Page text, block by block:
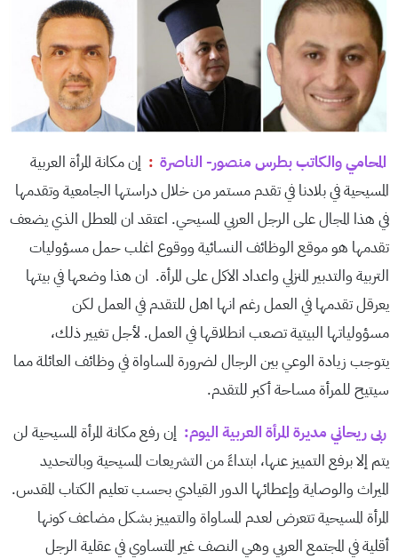
المحامي والكاتب بطرس منصور- الناصرة : إن مكانة المرأة العربية
المسيحية في بلادنا في تقدم مستمر من خلال دراستها الجامعية وتقدمها
في هذا المجال على الرجل العربي المسيحي. اعتقد ان المعطل الذي يضعف
تقدمها هو موقع الوظائف النسائية ووقوع اغلب حمل مسؤوليات
التربية والتدبير المنزلي واعداد الاكل على المرأة. ان هذا وضعها في بيتها
يعرقل تقدمها في العمل رغم انها اهل للتقدم في العمل لكن
مسؤولياتها البيتية تصعب انطلاقها في العمل. لأجل تغيير ذلك،
يتوجب زيادة الوعي بين الرجال لضرورة المساواة في وظائف العائلة مما
سيتيح للمرأة مساحة أكبر للتقدم.
ربى ريحاني مديرة المرأة العربية اليوم: إن رفع مكانة المرأة المسيحية لن
يتم إلا برفع التمييز عنها، ابتداءً من التشريعات المسيحية وبالتحديد
الميراث والوصاية وإعطائها الدور القيادي بحسب تعليم الكتاب المقدس.
المرأة المسيحية تتعرض لعدم المساواة والتمييز بشكل مضاعف كونها
أقلية في المجتمع العربي وهي النصف غير المتساوي في عقلية الرجل